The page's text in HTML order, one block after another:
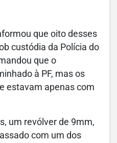
que oito desses
custódia da Polícia do
que o
à PF, mas os
estavam apenas com
um revólver de 9mm,
com um dos